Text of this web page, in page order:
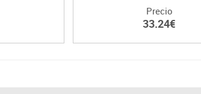
Precio
33.24€